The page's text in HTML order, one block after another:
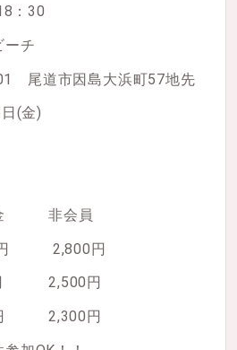
：30
ーチ
市因島大浜町57地先
(金)
非会員
2,800円
2,500円
2,300円